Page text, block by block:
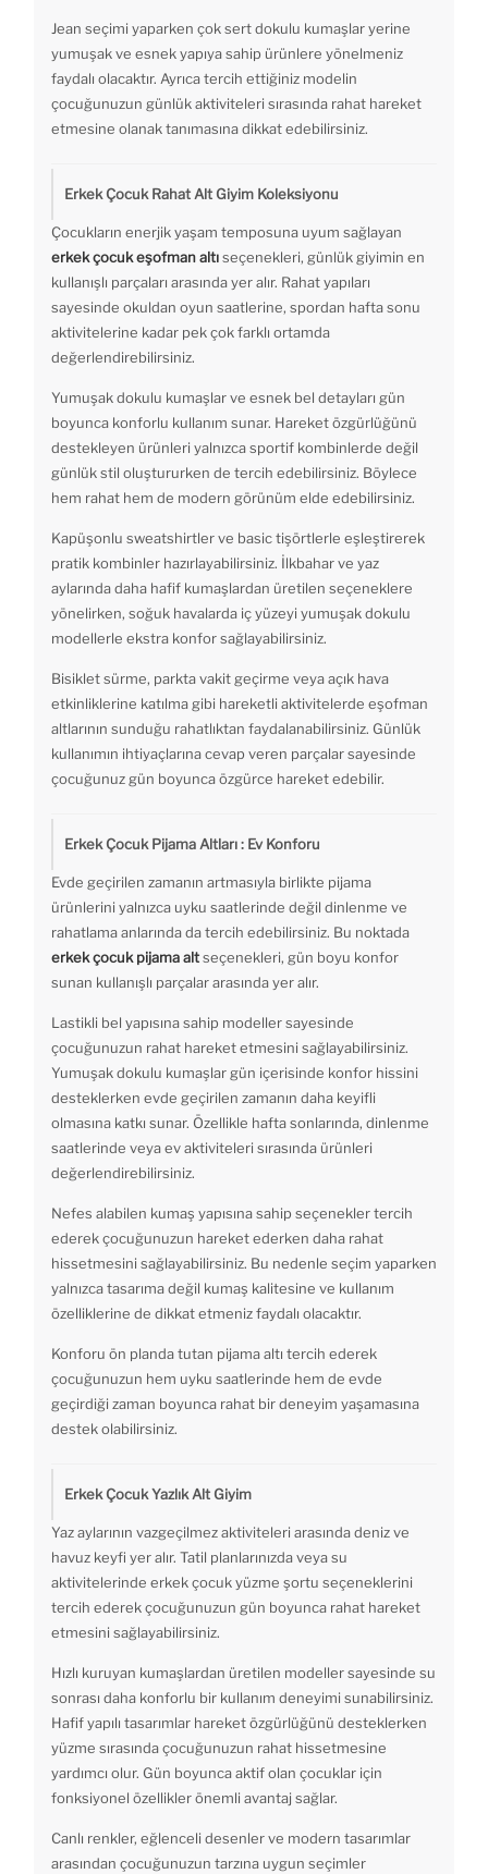
Jean seçimi yaparken çok sert dokulu kumaşlar yerine
yumuşak ve esnek yapıya sahip ürünlere yönelmeniz
faydalı olacaktır. Ayrıca tercih ettiğiniz modelin
çocuğunuzun günlük aktiviteleri sırasında rahat hareket
etmesine olanak tanımasına dikkat edebilirsiniz.
Erkek Çocuk Rahat Alt Giyim Koleksiyonu
Çocukların enerjik yaşam temposuna uyum sağlayan
erkek çocuk eşofman altıseçenekleri, günlük giyimin en
kullanışlı parçaları arasında yer alır. Rahat yapıları
sayesinde okuldan oyun saatlerine, spordan hafta sonu
aktivitelerine kadar pek çok farklı ortamda
değerlendirebilirsiniz.
Yumuşak dokulu kumaşlar ve esnek bel detayları gün
boyunca konforlu kullanım sunar. Hareket özgürlüğünü
destekleyen ürünleri yalnızca sportif kombinlerde değil
günlük stil oluştururken de tercih edebilirsiniz. Böylece
hem rahat hem de modern görünüm elde edebilirsiniz.
Kapüşonlu sweatshirtler ve basic tişörtlerle eşleştirerek
pratik kombinler hazırlayabilirsiniz. İlkbahar ve yaz
aylarında daha hafif kumaşlardan üretilen seçeneklere
yönelirken, soğuk havalarda iç yüzeyi yumuşak dokulu
modellerle ekstra konfor sağlayabilirsiniz.
Bisiklet sürme, parkta vakit geçirme veya açık hava
etkinliklerine katılma gibi hareketli aktivitelerde eşofman
altlarının sunduğu rahatlıktan faydalanabilirsiniz. Günlük
kullanımın ihtiyaçlarına cevap veren parçalar sayesinde
çocuğunuz gün boyunca özgürce hareket edebilir.
Erkek Çocuk Pijama Altları : Ev Konforu
Evde geçirilen zamanın artmasıyla birlikte pijama
ürünlerini yalnızca uyku saatlerinde değil dinlenme ve
rahatlama anlarında da tercih edebilirsiniz. Bu noktada
erkek çocuk pijama altseçenekleri, gün boyu konfor
sunan kullanışlı parçalar arasında yer alır.
Lastikli bel yapısına sahip modeller sayesinde
çocuğunuzun rahat hareket etmesini sağlayabilirsiniz.
Yumuşak dokulu kumaşlar gün içerisinde konfor hissini
desteklerken evde geçirilen zamanın daha keyifli
olmasına katkı sunar. Özellikle hafta sonlarında, dinlenme
saatlerinde veya ev aktiviteleri sırasında ürünleri
değerlendirebilirsiniz.
Nefes alabilen kumaş yapısına sahip seçenekler tercih
ederek çocuğunuzun hareket ederken daha rahat
hissetmesini sağlayabilirsiniz. Bu nedenle seçim yaparken
yalnızca tasarıma değil kumaş kalitesine ve kullanım
özelliklerine de dikkat etmeniz faydalı olacaktır.
Konforu ön planda tutan pijama altı tercih ederek
çocuğunuzun hem uyku saatlerinde hem de evde
geçirdiği zaman boyunca rahat bir deneyim yaşamasına
destek olabilirsiniz.
Erkek Çocuk Yazlık Alt Giyim
Yaz aylarının vazgeçilmez aktiviteleri arasında deniz ve
havuz keyfi yer alır. Tatil planlarınızda veya su
aktivitelerinde erkek çocuk yüzme şortu seçeneklerini
tercih ederek çocuğunuzun gün boyunca rahat hareket
etmesini sağlayabilirsiniz.
Hızlı kuruyan kumaşlardan üretilen modeller sayesinde su
sonrası daha konforlu bir kullanım deneyimi sunabilirsiniz.
Hafif yapılı tasarımlar hareket özgürlüğünü desteklerken
yüzme sırasında çocuğunuzun rahat hissetmesine
yardımcı olur. Gün boyunca aktif olan çocuklar için
fonksiyonel özellikler önemli avantaj sağlar.
Canlı renkler, eğlenceli desenler ve modern tasarımlar
arasından çocuğunuzun tarzına uygun seçimler